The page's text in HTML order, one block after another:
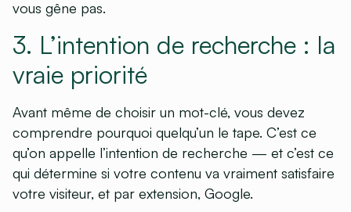
vous gêne pas.
3. L’intention de recherche : la
vraie priorité
Avant même de choisir un mot-clé, vous devez
comprendre pourquoi quelqu’un le tape. C’est ce
qu’on appelle l’intention de recherche — et c’est ce
qui détermine si votre contenu va vraiment satisfaire
votre visiteur, et par extension, Google.